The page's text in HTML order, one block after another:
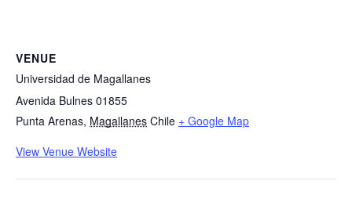
VENUE
Universidad de Magallanes
Avenida Bulnes 01855
Punta Arenas, Magallanes Chile + Google Map
View Venue Website